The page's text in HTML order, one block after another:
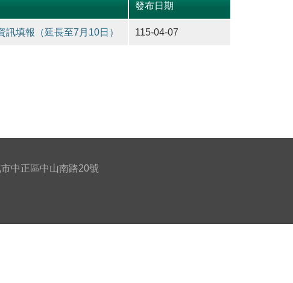
發布日期
填報（延長至7月10日） 115-04-07
中正區中山南路20號